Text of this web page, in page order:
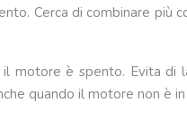
Cerca di combinare più
motore è spento. Evita
quando il motore non è